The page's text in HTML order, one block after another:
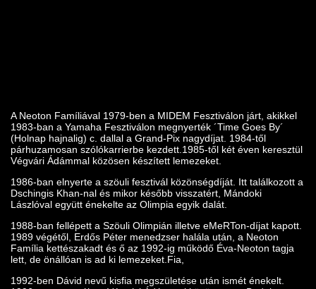
A Neoton Famíliával 1979-ben a MIDEM Fesztiválon járt, akikkel
1983-ban a Yamaha Fesztiválon megnyerték ´Time Goes By´
(Holnap hajnalig) c. dallal a Grand-Pix nagydíjat. 1984-től
párhuzamosan szólókarrierbe kezdett.1985-től két éven keresztül
Végvári Ádámmal közösen készített lemezeket.
1986-ban elnyerte a szöuli fesztivál közönségdíját. Itt találkozott a
Dschingis Khan-nal és mikor később visszatért, Mándoki
Lászlóval együtt énekelte az Olimpia egyik dalát.
1988-ban fellépett a Szöuli Olimpián illetve eMeRTon-díjat kapott.
1989 végétől, Erdős Péter menedzser halála után, a Neoton
Família kettészakadt és ő az 1992-ig működő Éva-Neoton tagja
lett, de önállóan is ad ki lemezeket.Fia,
1992-ben Dávid nevű kisfia megszületése után ismét énekelt.